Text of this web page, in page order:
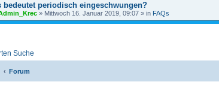
bedeutet periodisch eingeschwungen?
» Mittwoch 16. Januar 2019, 09:07 » in FAQs
Suche
Forum